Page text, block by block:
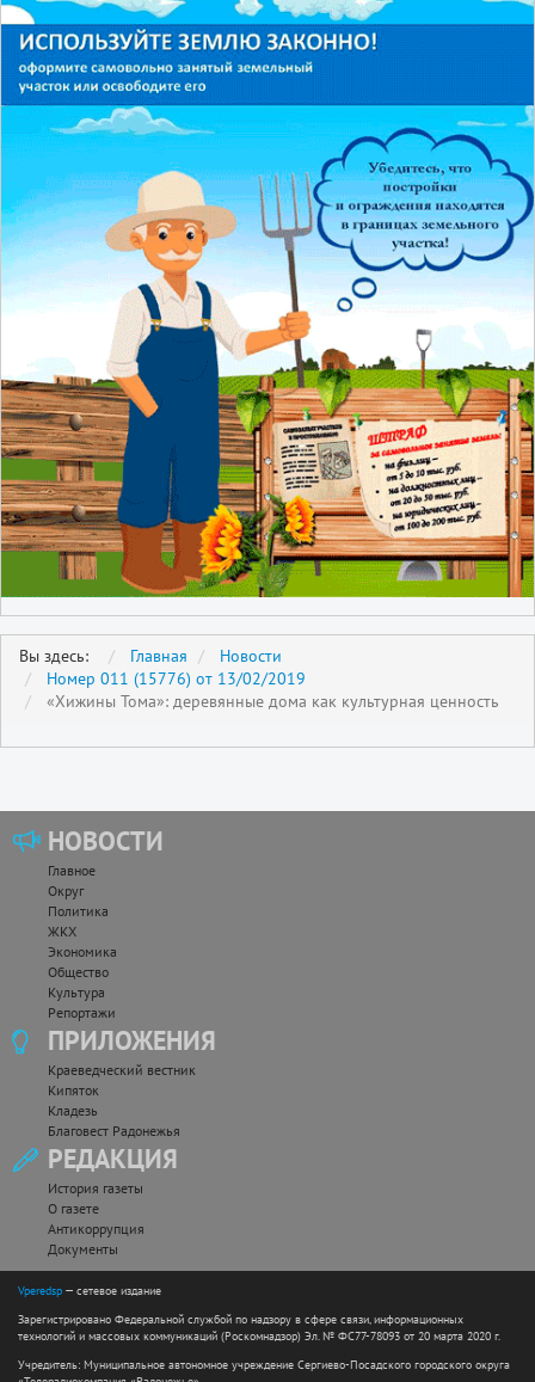
Вы здесь: Главная
Новости
Номер 011 (15776) от 13/02/2019
«Хижины Тома»: деревянные дома как культурная ценность
НОВОСТИ
Главное
Округ
Политика
ЖКХ
Экономика
Общество
Культура
Репортажи
ПРИЛОЖЕНИЯ
Краеведческий вестник
Кипяток
Кладезь
Благовест Радонежья
РЕДАКЦИЯ
История газеты
О газете
Антикоррупция
Документы
Vperedsp — сетевое издание
Зарегистрировано Федеральной службой по надзору в сфере связи, информационных
технологий и массовых коммуникаций (Роскомнадзор) Эл. № ФС77-78093 от 20 марта 2020 г.
Учредитель: Муниципальное автономное учреждение Сергиево-Посадского городского округа